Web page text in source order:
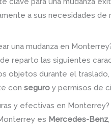
a sus necesidades de
una mudanza en
reparto las siguientes
objetos durante el
conseguro y permisos de
y efectivas en Monterrey?
es Mercedes-Benz